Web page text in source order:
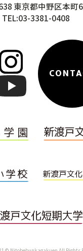
東京都中野区本町
TEL:03-3381-0408